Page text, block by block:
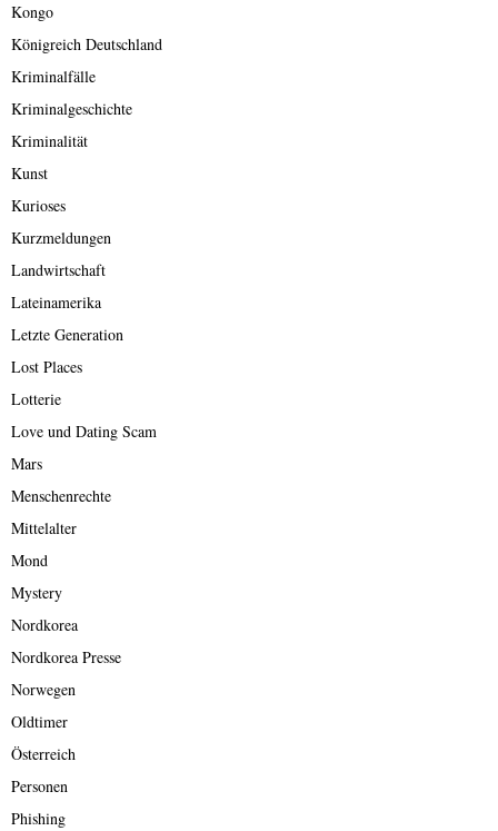
Kongo
Königreich Deutschland
Kriminalfälle
Kriminalgeschichte
Kriminalität
Kunst
Kurioses
Kurzmeldungen
Landwirtschaft
Lateinamerika
Letzte Generation
Lost Places
Lotterie
Love und Dating Scam
Mars
Menschenrechte
Mittelalter
Mond
Mystery
Nordkorea
Nordkorea Presse
Norwegen
Oldtimer
Österreich
Personen
Phishing